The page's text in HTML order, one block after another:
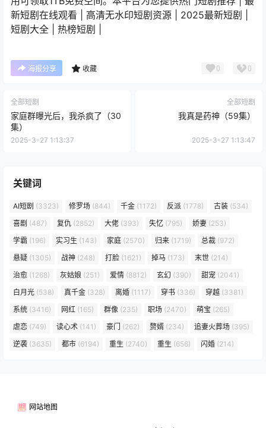
新短剧在线观看 | 高清无水印短剧资源 | 2025最新短剧 |
短剧大全 | 热榜短剧 |
海报分享 收藏 0 0
全部短剧
家庭群曝光后，我杀疯了（30
集）
2025-3-27 1:13:37
全部短剧
我真是药神（59集）
2025-3-27 1:13:47
关键词
AI短剧 (3323) 修罗场 (844) 千金 (1172) 反派 (1778) 古装 (534)
喜剧 (487) 复仇 (2852) 大佬 (393) 失忆 (795) 娇妻 (253)
学霸 (196) 实习生 (143) 家庭 (2570) 归来 (1719) 总裁 (972)
悬疑 (1305) 战神 (248) 打脸 (1621) 掉马 (173) 末世 (214)
治愈 (1268) 灰姑娘 (251) 爱情 (8812) 玄幻 (390) 甜宠 (2041)
白月光 (538) 真千金 (328) 离婚 (1117) 穿书 (336) 穿越 (3381)
系统 (3416) 网红 (165) 群像 (235) 职场 (2470) 萌宝 (265)
虐恋 (749) 读心术 (141) 豪门 (262) 赘婿 (234) 追妻火葬场 (395)
逆袭 (3635) 都市 (6194) 重生 (2740) 重生 (656) 闪婚 (214)
网站地图